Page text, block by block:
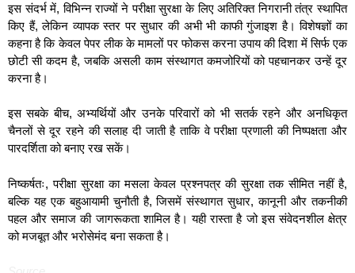
इस संदर्भ में, विभिन्न राज्यों ने परीक्षा सुरक्षा के लिए अतिरिक्त निगरानी तंत्र स्थापित
किए हैं, लेकिन व्यापक स्तर पर सुधार की अभी भी काफी गुंजाइश है। विशेषज्ञों का
कहना है कि केवल पेपर लीक के मामलों पर फोकस करना उपाय की दिशा में सिर्फ एक
छोटी सी कदम है, जबकि असली काम संस्थागत कमजोरियों को पहचानकर उन्हें दूर
करना है।
इस सबके बीच, अभ्यर्थियों और उनके परिवारों को भी सतर्क रहने और अनधिकृत
चैनलों से दूर रहने की सलाह दी जाती है ताकि वे परीक्षा प्रणाली की निष्पक्षता और
पारदर्शिता को बनाए रख सकें।
निष्कर्षतः, परीक्षा सुरक्षा का मसला केवल प्रश्नपत्र की सुरक्षा तक सीमित नहीं है,
बल्कि यह एक बहुआयामी चुनौती है, जिसमें संस्थागत सुधार, कानूनी और तकनीकी
पहल और समाज की जागरूकता शामिल है। यही रास्ता है जो इस संवेदनशील क्षेत्र
को मजबूत और भरोसेमंद बना सकता है।